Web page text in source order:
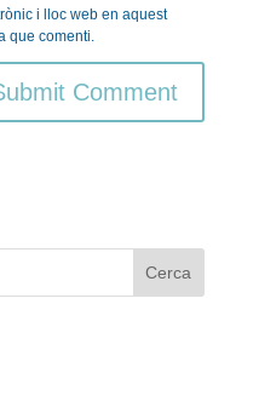
i lloc web en aquest
que comenti.